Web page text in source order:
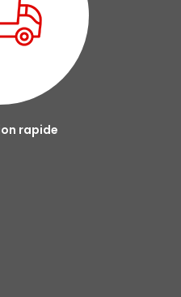
rapide